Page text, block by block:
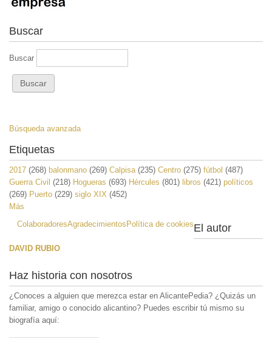
Buscar
Buscar
Búsqueda avanzada
Etiquetas
2017 (268) balonmano (269) Calpisa(235) Centro (275) fútbol (487)
Guerra Civil (218) Hogueras (693) Hércules (801) libros (421) políticos
(269) Puerto (229) siglo XIX (452)
Más
ColaboradoresAgradecimientosPolítica de cookiesEl autor
DAVID RUBIO
Haz historia con nosotros
¿Conoces a alguien que merezca estar en AlicantePedia? ¿Quizás un
familiar, amigo o conocido alicantino? Puedes escribir tú mismo su
biografía aquí: